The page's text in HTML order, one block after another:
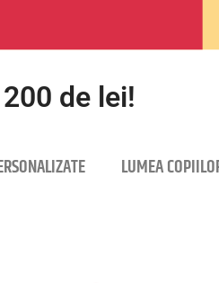
de lei!
LUMEA